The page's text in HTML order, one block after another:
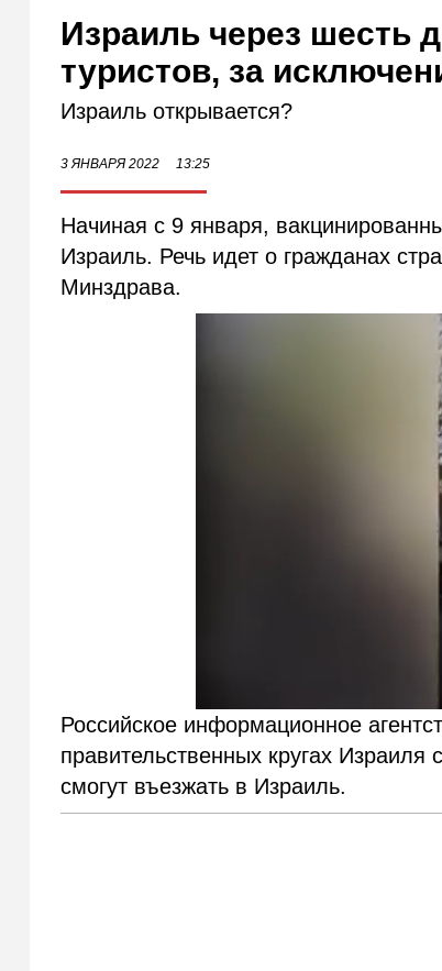
Израиль через шесть
туристов, за
Израиль открывается?
3 ЯНВАРЯ 2022 13:25
Начиная с 9 января,
Израиль. Речь идет о гражданах
Минздрава.
Российское информационное
правительственных кругах
смогут въезжать в Израиль.